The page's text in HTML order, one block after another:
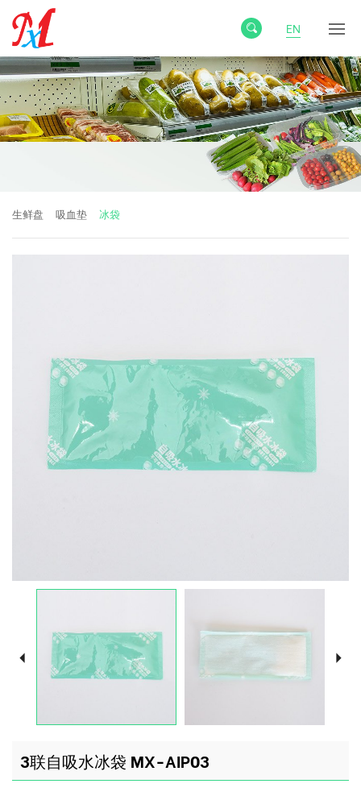
EN
生鲜盘 吸血垫 冰袋
3联自吸水冰袋 MX-AIP03